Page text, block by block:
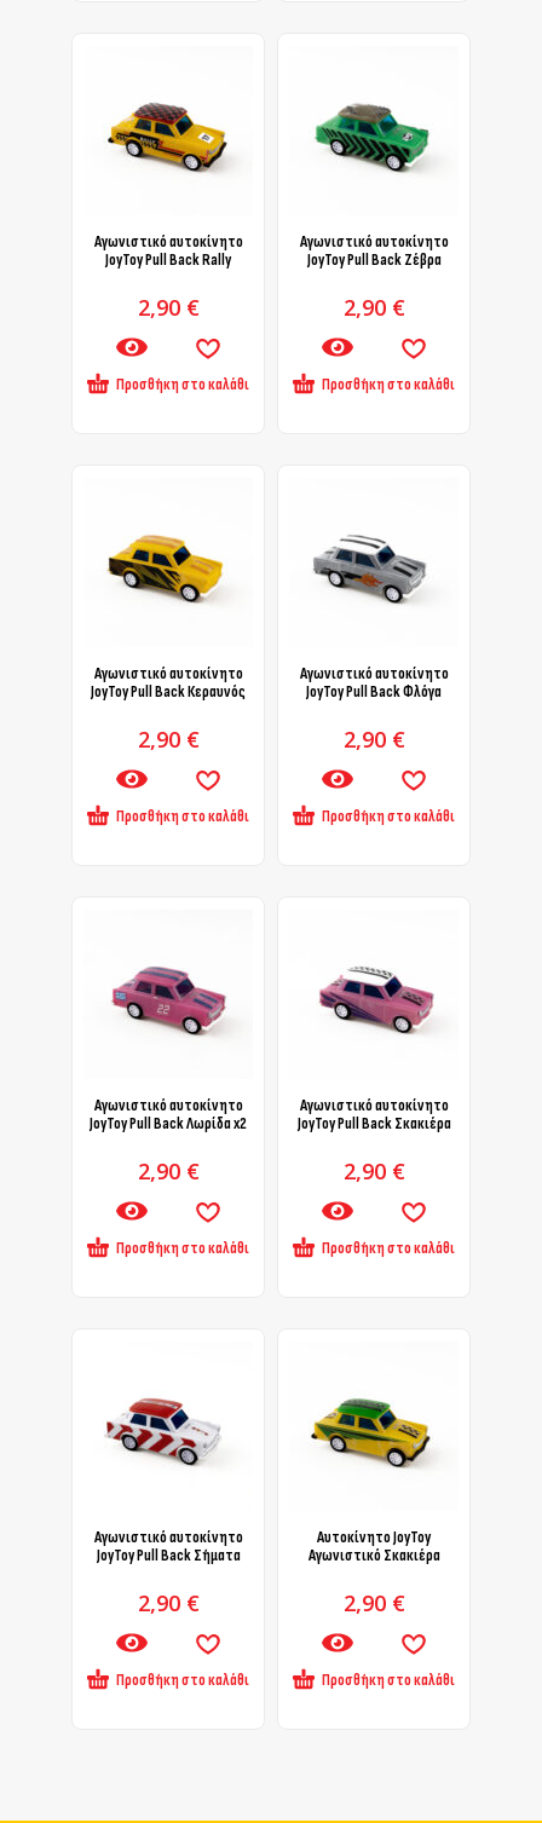
Αγωνιστικό αυτοκίνητο
JoyToy Pull Back Rally
2,90 €
Προσθήκη στο καλάθι
Αγωνιστικό αυτοκίνητο
JoyToy Pull Back Ζέβρα
2,90 €
Προσθήκη στο καλάθι
Αγωνιστικό αυτοκίνητο
JoyToy Pull Back Κεραυνός
2,90 €
Προσθήκη στο καλάθι
Αγωνιστικό αυτοκίνητο
JoyToy Pull Back Φλόγα
2,90 €
Προσθήκη στο καλάθι
Αγωνιστικό αυτοκίνητο
JoyToy Pull Back Λωρίδα x2
2,90 €
Προσθήκη στο καλάθι
Αγωνιστικό αυτοκίνητο
JoyToy Pull Back Σκακιέρα
2,90 €
Προσθήκη στο καλάθι
Αγωνιστικό αυτοκίνητο
JoyToy Pull Back Σήματα
2,90 €
Προσθήκη στο καλάθι
Αυτοκίνητο JoyToy
Αγωνιστικό Σκακιέρα
2,90 €
Προσθήκη στο καλάθι